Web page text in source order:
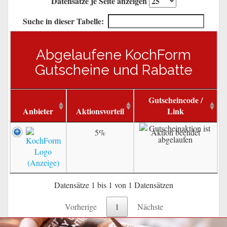
Suche in dieser Tabelle:
Abgelaufene KochForm
Gutscheine und Rabatte
Anbieter Aktionsvorteil
Gutscheincode /
Link
5% Aktion beendet
Datensätze 1 bis 1 von 1 Datensätzen
Vorherige 1 Nächste